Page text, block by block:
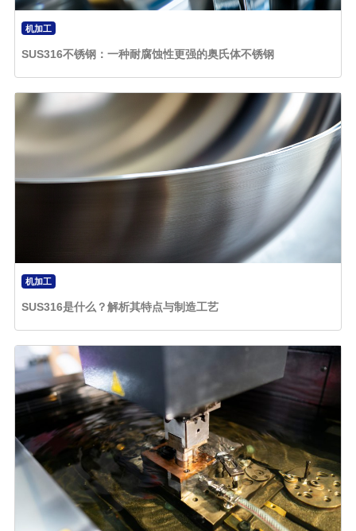
机加工
SUS316不锈钢：一种耐腐蚀性更强的奥氏体不锈钢
机加工
SUS316是什么？解析其特点与制造工艺